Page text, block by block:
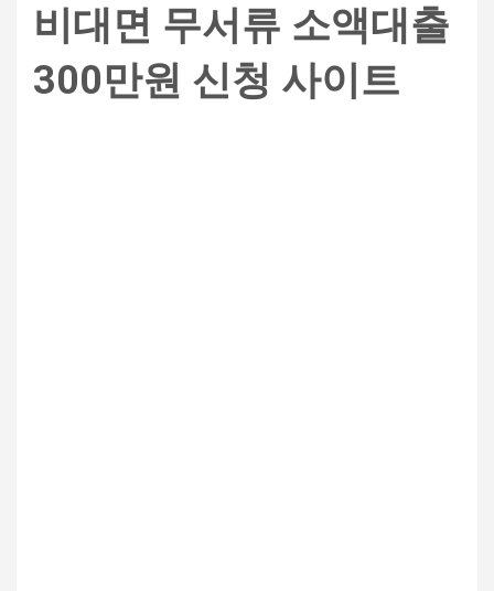
비대면 무서류 소액대출
300만원 신청 사이트